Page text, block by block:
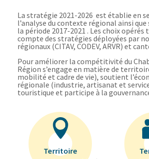
La stratégie 2021-2026 est établie en
l’analyse du contexte régional ainsi que
la période 2017-2021 . Les choix
compte des stratégies déployées par
régionaux (CITAV, CODEV, ARVR) et
Pour améliorer la compétitivité du
Région s’engage en matière de
mobilité et cadre de vie), soutient
régionale (industrie, artisanat et
touristique et participe à la
Territoire